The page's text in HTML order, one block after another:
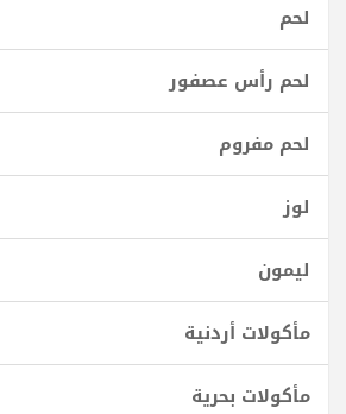
لحم
لحم رأس عصفور
لحم مفروم
لوز
ليمون
مأكولات أردنية
مأكولات بحرية